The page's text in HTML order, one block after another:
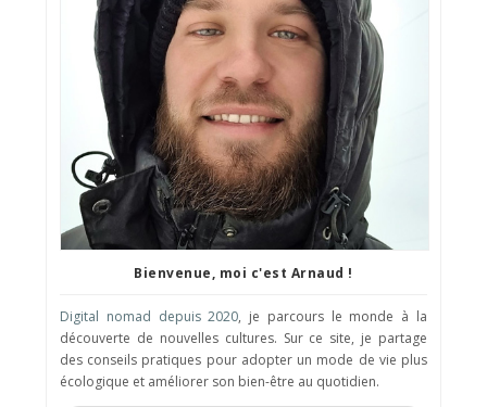
Bienvenue, moi c'est Arnaud !
Digital nomad depuis 2020, je parcours le monde à la
découverte de nouvelles cultures. Sur ce site, je partage
des conseils pratiques pour adopter un mode de vie plus
écologique et améliorer son bien-être au quotidien.